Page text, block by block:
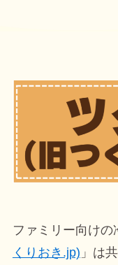
ファミリー向けの
くりおき.jp) 」は